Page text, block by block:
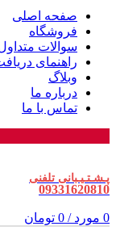
صفحه اصلی
فروشگاه
سوالات
راهنمای
وبلاگ
درباره ما
تماس با ما
پـشـتـیـبانی تلفنی
09331620810
0 مورد /
0 تومان